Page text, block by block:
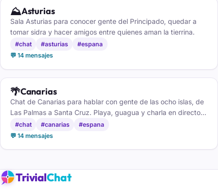
⛰️Asturias
Sala Asturias para conocer gente del Principado, quedar a
tomar sidra y hacer amigos entre quienes aman la tierrina.
#chat #asturias
#espana
💬 14 mensajes
🌴Canarias
Chat de Canarias para hablar con gente de las ocho islas, de
Las Palmas a Santa Cruz. Playa, guagua y charla en directo,
gratis y sin registro.
#chat #canarias
#espana
💬 14 mensajes
TrivialChat